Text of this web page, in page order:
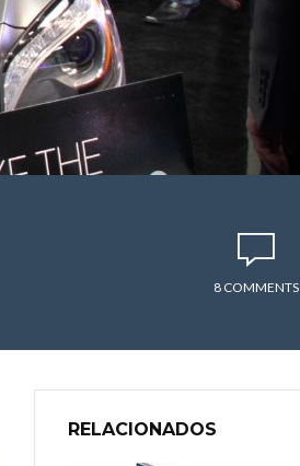
8 COMMENTS
RELACIONADOS